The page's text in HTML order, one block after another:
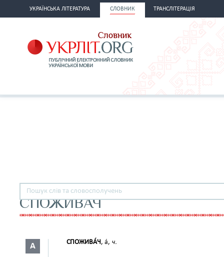
УКРАЇНСЬКА ЛІТЕРАТУРА СЛОВНИК ТРАНСЛІТЕРАЦІЯ
СПОЖИВАЧ
А СПОЖИВА́Ч, а́, ч.